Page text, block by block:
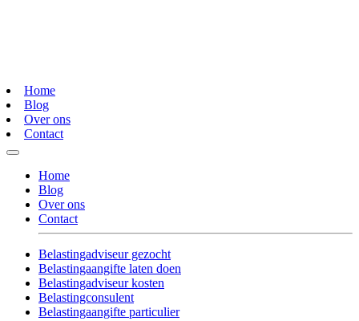
Home
Blog
Over ons
Contact
Home
Blog
Over ons
Contact
Belastingadviseur gezocht
Belastingaangifte laten doen
Belastingadviseur kosten
Belastingconsulent
Belastingaangifte particulier